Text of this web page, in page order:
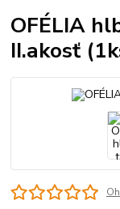
OFÉLIA
II.akosť